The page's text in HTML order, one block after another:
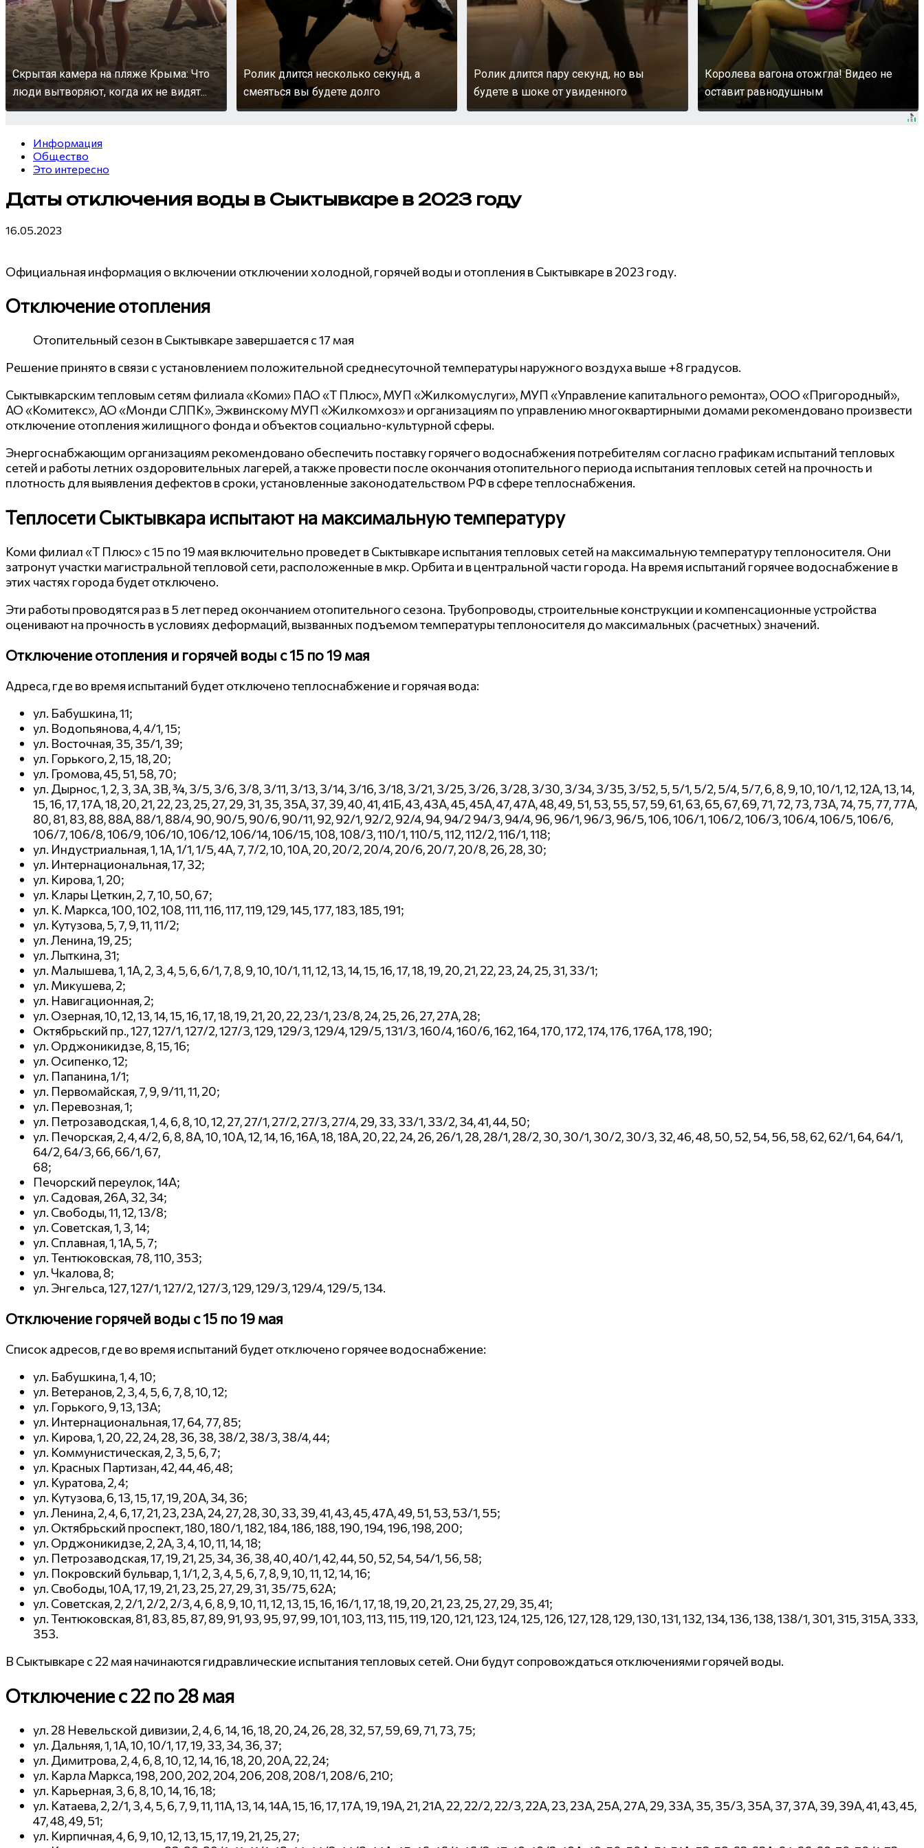
Скрытая камера на пляже Крыма: Что
люди вытворяют, когда их не видят...
Ролик длится несколько секунд, а
смеяться вы будете долго
Ролик длится пару секунд, но вы
будете в шоке от увиденного
Королева вагона отожгла! Видео не
оставит равнодушным
Информация
Общество
Это интересно
Даты отключения воды в Сыктывкаре в 2023 году
16.05.2023
Официальная информация о включении отключении холодной, горячей воды и отопления в Сыктывкаре в 2023 году.
Отключение отопления
Отопительный сезон в Сыктывкаре завершается с 17 мая
Решение принято в связи с установлением положительной среднесуточной температуры наружного воздуха выше +8 градусов.
Сыктывкарским тепловым сетям филиала «Коми» ПАО «Т Плюс», МУП «Жилкомуслуги», МУП «Управление капитального ремонта», ООО «Пригородный»,
АО «Комитекс», АО «Монди СЛПК», Эжвинскому МУП «Жилкомхоз» и организациям по управлению многоквартирными домами рекомендовано произвести
отключение отопления жилищного фонда и объектов социально-культурной сферы.
Энергоснабжающим организациям рекомендовано обеспечить поставку горячего водоснабжения потребителям согласно графикам испытаний тепловых
сетей и работы летних оздоровительных лагерей, а также провести после окончания отопительного периода испытания тепловых сетей на прочность и
плотность для выявления дефектов в сроки, установленные законодательством РФ в сфере теплоснабжения.
Теплосети Сыктывкара испытают на максимальную температуру
Коми филиал «Т Плюс» с 15 по 19 мая включительно проведет в Сыктывкаре испытания тепловых сетей на максимальную температуру теплоносителя. Они
затронут участки магистральной тепловой сети, расположенные в мкр. Орбита и в центральной части города. На время испытаний горячее водоснабжение в
этих частях города будет отключено.
Эти работы проводятся раз в 5 лет перед окончанием отопительного сезона. Трубопроводы, строительные конструкции и компенсационные устройства
оценивают на прочность в условиях деформаций, вызванных подъемом температуры теплоносителя до максимальных (расчетных) значений.
Отключение отопления и горячей воды с 15 по 19 мая
Адреса, где во время испытаний будет отключено теплоснабжение и горячая вода:
ул. Бабушкина, 11;
ул. Водопьянова, 4, 4/1, 15;
ул. Восточная, 35, 35/1, 39;
ул. Горького, 2, 15, 18, 20;
ул. Громова, 45, 51, 58, 70;
ул. Дырнос, 1, 2, 3, 3А, 3В, ¾, 3/5, 3/6, 3/8, 3/11, 3/13, 3/14, 3/16, 3/18, 3/21, 3/25, 3/26, 3/28, 3/30, 3/34, 3/35, 3/52, 5, 5/1, 5/2, 5/4, 5/7, 6, 8, 9, 10, 10/1, 12, 12А, 13, 14,
15, 16, 17, 17А, 18, 20, 21, 22, 23, 25, 27, 29, 31, 35, 35А, 37, 39, 40, 41, 41Б, 43, 43А, 45, 45А, 47, 47А, 48, 49, 51, 53, 55, 57, 59, 61, 63, 65, 67, 69, 71, 72, 73, 73А, 74, 75, 77, 77А,
80, 81, 83, 88, 88А, 88/1, 88/4, 90, 90/5, 90/6, 90/11, 92, 92/1, 92/2, 92/4, 94, 94/2 94/3, 94/4, 96, 96/1, 96/3, 96/5, 106, 106/1, 106/2, 106/3, 106/4, 106/5, 106/6,
106/7, 106/8, 106/9, 106/10, 106/12, 106/14, 106/15, 108, 108/3, 110/1, 110/5, 112, 112/2, 116/1, 118;
ул. Индустриальная, 1, 1А, 1/1, 1/5, 4А, 7, 7/2, 10, 10А, 20, 20/2, 20/4, 20/6, 20/7, 20/8, 26, 28, 30;
ул. Интернациональная, 17, 32;
ул. Кирова, 1, 20;
ул. Клары Цеткин, 2, 7, 10, 50, 67;
ул. К. Маркса, 100, 102, 108, 111, 116, 117, 119, 129, 145, 177, 183, 185, 191;
ул. Кутузова, 5, 7, 9, 11, 11/2;
ул. Ленина, 19, 25;
ул. Лыткина, 31;
ул. Малышева, 1, 1А, 2, 3, 4, 5, 6, 6/1, 7, 8, 9, 10, 10/1, 11, 12, 13, 14, 15, 16, 17, 18, 19, 20, 21, 22, 23, 24, 25, 31, 33/1;
ул. Микушева, 2;
ул. Навигационная, 2;
ул. Озерная, 10, 12, 13, 14, 15, 16, 17, 18, 19, 21, 20, 22, 23/1, 23/8, 24, 25, 26, 27, 27А, 28;
Октябрьский пр., 127, 127/1, 127/2, 127/3, 129, 129/3, 129/4, 129/5, 131/3, 160/4, 160/6, 162, 164, 170, 172, 174, 176, 176А, 178, 190;
ул. Орджоникидзе, 8, 15, 16;
ул. Осипенко, 12;
ул. Папанина, 1/1;
ул. Первомайская, 7, 9, 9/11, 11, 20;
ул. Перевозная, 1;
ул. Петрозаводская, 1, 4, 6, 8, 10, 12, 27, 27/1, 27/2, 27/3, 27/4, 29, 33, 33/1, 33/2, 34, 41, 44, 50;
ул. Печорская, 2, 4, 4/2, 6, 8, 8А, 10, 10А, 12, 14, 16, 16А, 18, 18А, 20, 22, 24, 26, 26/1, 28, 28/1, 28/2, 30, 30/1, 30/2, 30/3, 32, 46, 48, 50, 52, 54, 56, 58, 62, 62/1, 64, 64/1,
64/2, 64/3, 66, 66/1, 67,
68;
Печорский переулок, 14А;
ул. Садовая, 26А, 32, 34;
ул. Свободы, 11, 12, 13/8;
ул. Советская, 1, 3, 14;
ул. Сплавная, 1, 1А, 5, 7;
ул. Тентюковская, 78, 110, 353;
ул. Чкалова, 8;
ул. Энгельса, 127, 127/1, 127/2, 127/3, 129, 129/3, 129/4, 129/5, 134.
Отключение горячей воды с 15 по 19 мая
Список адресов, где во время испытаний будет отключено горячее водоснабжение:
ул. Бабушкина, 1, 4, 10;
ул. Ветеранов, 2, 3, 4, 5, 6, 7, 8, 10, 12;
ул. Горького, 9, 13, 13А;
ул. Интернациональная, 17, 64, 77, 85;
ул. Кирова, 1, 20, 22, 24, 28, 36, 38, 38/2, 38/3, 38/4, 44;
ул. Коммунистическая, 2, 3, 5, 6, 7;
ул. Красных Партизан, 42, 44, 46, 48;
ул. Куратова, 2, 4;
ул. Кутузова, 6, 13, 15, 17, 19, 20А, 34, 36;
ул. Ленина, 2, 4, 6, 17, 21, 23, 23А, 24, 27, 28, 30, 33, 39, 41, 43, 45, 47А, 49, 51, 53, 53/1, 55;
ул. Октябрьский проспект, 180, 180/1, 182, 184, 186, 188, 190, 194, 196, 198, 200;
ул. Орджоникидзе, 2, 2А, 3, 4, 10, 11, 14, 18;
ул. Петрозаводская, 17, 19, 21, 25, 34, 36, 38, 40, 40/1, 42, 44, 50, 52, 54, 54/1, 56, 58;
ул. Покровский бульвар, 1, 1/1, 2, 3, 4, 5, 6, 7, 8, 9, 10, 11, 12, 14, 16;
ул. Свободы, 10А, 17, 19, 21, 23, 25, 27, 29, 31, 35/75, 62А;
ул. Советская, 2, 2/1, 2/2, 2/3, 4, 6, 8, 9, 10, 11, 12, 13, 15, 16, 16/1, 17, 18, 19, 20, 21, 23, 25, 27, 29, 35, 41;
ул. Тентюковская, 81, 83, 85, 87, 89, 91, 93, 95, 97, 99, 101, 103, 113, 115, 119, 120, 121, 123, 124, 125, 126, 127, 128, 129, 130, 131, 132, 134, 136, 138, 138/1, 301, 315, 315А, 333,
353.
В Сыктывкаре с 22 мая начинаются гидравлические испытания тепловых сетей. Они будут сопровождаться отключениями горячей воды.
Отключение с 22 по 28 мая
ул. 28 Невельской дивизии, 2, 4, 6, 14, 16, 18, 20, 24, 26, 28, 32, 57, 59, 69, 71, 73, 75;
ул. Дальняя, 1, 1А, 10, 10/1, 17, 19, 33, 34, 36, 37;
ул. Димитрова, 2, 4, 6, 8, 10, 12, 14, 16, 18, 20, 20А, 22, 24;
ул. Карла Маркса, 198, 200, 202, 204, 206, 208, 208/1, 208/6, 210;
ул. Карьерная, 3, 6, 8, 10, 14, 16, 18;
ул. Катаева, 2, 2/1, 3, 4, 5, 6, 7, 9, 11, 11А, 13, 14, 14А, 15, 16, 17, 17А, 19, 19А, 21, 21А, 22, 22/2, 22/3, 22А, 23, 23А, 25А, 27А, 29, 33А, 35, 35/3, 35А, 37, 37А, 39, 39А, 41, 43, 45,
47, 48, 49, 51;
ул. Кирпичная, 4, 6, 9, 10, 12, 13, 15, 17, 19, 21, 25, 27;